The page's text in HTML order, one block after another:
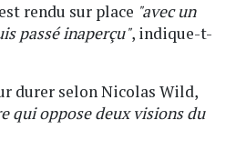
rendu sur place "avec un
passé inaperçu", indique-t-
durer selon Nicolas Wild,
qui oppose deux visions du